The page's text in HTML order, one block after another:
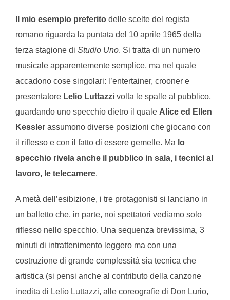
Il mio esempio preferito delle scelte del regista
romano riguarda la puntata del 10 aprile 1965 della
terza stagione di Studio Uno. Si tratta di un numero
musicale apparentemente semplice, ma nel quale
accadono cose singolari: l’entertainer, crooner e
presentatore Lelio Luttazzi volta le spalle al pubblico,
guardando uno specchio dietro il quale Alice ed Ellen
Kessler assumono diverse posizioni che giocano con
il riflesso e con il fatto di essere gemelle. Ma lo
specchio rivela anche il pubblico in sala, i tecnici al
lavoro, le telecamere.
A metà dell’esibizione, i tre protagonisti si lanciano in
un balletto che, in parte, noi spettatori vediamo solo
riflesso nello specchio. Una sequenza brevissima, 3
minuti di intrattenimento leggero ma con una
costruzione di grande complessità sia tecnica che
artistica (si pensi anche al contributo della canzone
inedita di Lelio Luttazzi, alle coreografie di Don Lurio,